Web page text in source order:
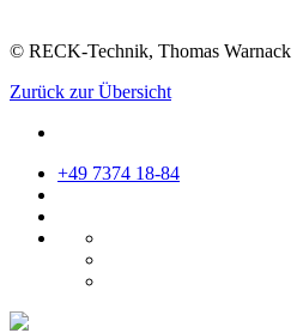
© RECK-Technik, Thomas Warnack
Zurück zur Übersicht
+49 7374 18-84